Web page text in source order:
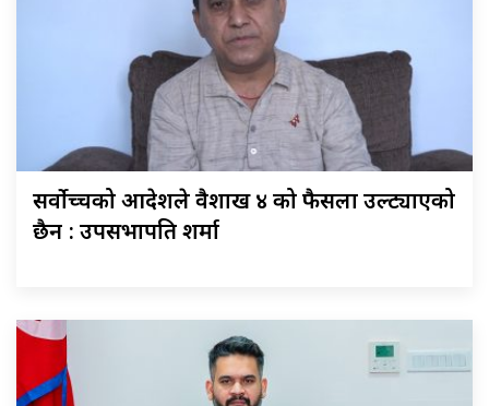
सर्वोच्चको आदेशले वैशाख ४ को फैसला उल्ट्याएको
छैन : उपसभापति शर्मा